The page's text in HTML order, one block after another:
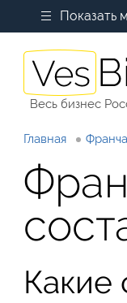
Показать
Весь бизнес
Главная
Какие